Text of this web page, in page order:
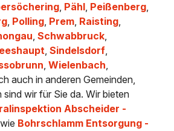
, Pähl, Peißenberg,
, Polling, Prem, Raisting,
,Schwabbruck,
,Sindelsdorf,
,Wielenbach,
auch in anderen Gemeinden,
wir für Sie da. Wir bieten
Abscheider -
Bohrschlamm Entsorgung -